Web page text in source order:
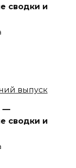
сводки и
—
сводки и